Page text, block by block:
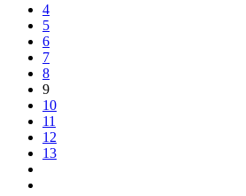
4
5
6
7
8
9
10
11
12
13